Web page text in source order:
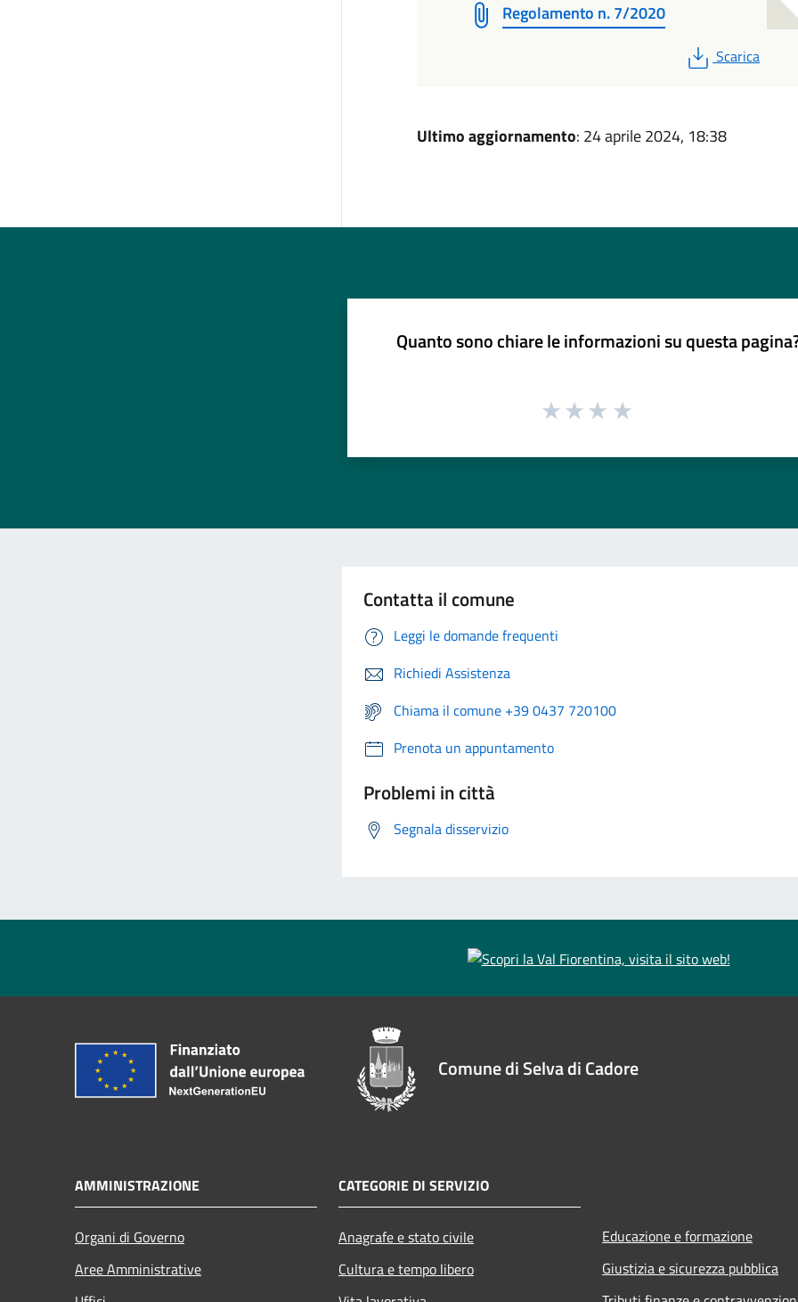
Regolamento n. 7/2020
PDF
Scarica
Ultimo aggiornamento: 24 aprile 2024, 18:38
Quanto sono chiare le informazioni su questa
Contatta il comune
Leggi le domande frequenti
Richiedi Assistenza
Chiama il comune +39 0437 720100
Prenota un appuntamento
Problemi in città
Segnala disservizio
Comune di Selva di Cadore
AMMINISTRAZIONE
Organi di Governo
Aree Amministrative
CATEGORIE DI SERVIZIO
Anagrafe e stato civile
Cultura e tempo libero
Educazione e formazione
Giustizia e sicurezza pubblica